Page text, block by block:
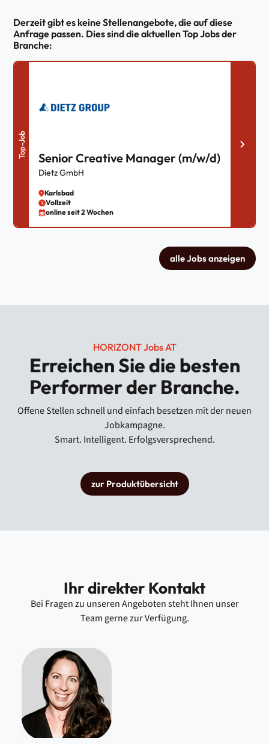
Derzeit gibt es keine Stellenangebote, die auf diese
Anfrage passen. Dies sind die aktuellen Top Jobs der
Branche:
Top-Job Senior Creative Manager (m/w/d)
Dietz GmbH
Karlsbad
Vollzeit
online seit 2 Wochen
alle Jobs anzeigen
HORIZONT Jobs AT
Erreichen Sie die besten
Performer der Branche.
Offene Stellen schnell und einfach besetzen mit der neuen
Jobkampagne.
Smart. Intelligent. Erfolgsversprechend.
zur Produktübersicht
Ihr direkter Kontakt
Bei Fragen zu unseren Angeboten steht Ihnen unser
Team gerne zur Verfügung.